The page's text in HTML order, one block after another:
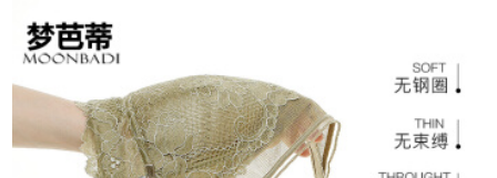
る。ヨガネの水ピン
クサイでございま
す。
な肌75 A